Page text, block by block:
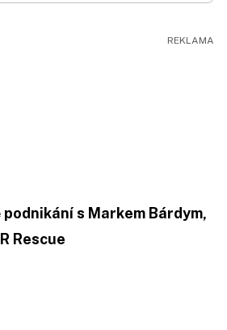
podnikání s Markem Bárdym,
Rescue